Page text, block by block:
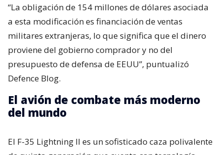
“La obligación de 154 millones de dólares asociada
a esta modificación es financiación de ventas
militares extranjeras, lo que significa que el dinero
proviene del gobierno comprador y no del
presupuesto de defensa de EEUU”, puntualizó
Defence Blog.
El avión de combate más moderno
del mundo
El F-35 Lightning II es un sofisticado caza polivalente